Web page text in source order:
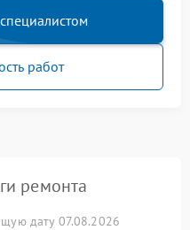
работ
ремонта
дату 07.08.2026